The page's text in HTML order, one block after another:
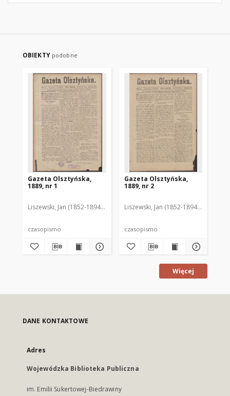
OBIEKTY podobne
Gazeta Olsztyńska,
1889, nr 1
Liszewski, Jan (1852-1894). Red.
czasopismo
Gazeta Olsztyńska,
1889, nr 2
Liszewski, Jan (1852-1894). Red.
czasopismo
Więcej
DANE KONTAKTOWE
Adres
Wojewódzka Biblioteka Publiczna
im. Emilii Sukertowej-Biedrawiny